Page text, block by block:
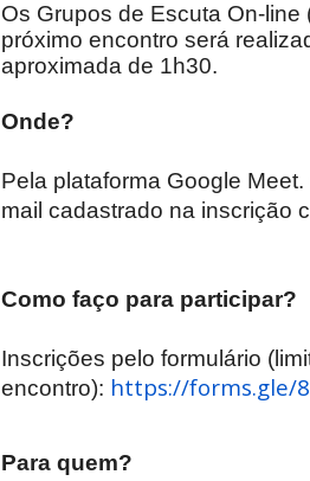
Os Grupos de Escuta On-
próximo encontro será
aproximada de 1h30.
Onde?
Pela plataforma Google
mail cadastrado na inscrição
Como faço para participar?
Inscrições pelo formulário
encontro): https://forms.gle/
Para quem?